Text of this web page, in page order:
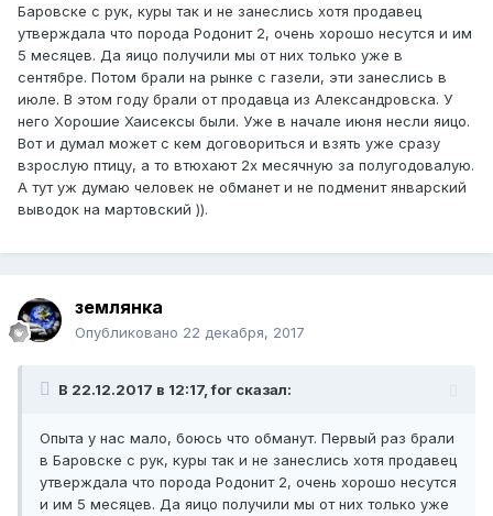
Баровске с рук, куры так и не занеслись хотя продавец
утверждала что порода Родонит 2, очень хорошо несутся и им
5 месяцев. Да яицо получили мы от них только уже в
сентябре. Потом брали на рынке с газели, эти занеслись в
июле. В этом году брали от продавца из Александровска. У
него Хорошие Хаисексы были. Уже в начале июня несли яицо.
Вот и думал может с кем договориться и взять уже сразу
взрослую птицу, а то втюхают 2х месячную за полугодовалую.
А тут уж думаю человек не обманет и не подменит январский
выводок на мартовский )).
землянка
Опубликовано 22 декабря, 2017
В 22.12.2017 в 12:17, for сказал:
Опыта у нас мало, боюсь что обманут. Первый раз брали
в Баровске с рук, куры так и не занеслись хотя продавец
утверждала что порода Родонит 2, очень хорошо несутся
и им 5 месяцев. Да яицо получили мы от них только уже